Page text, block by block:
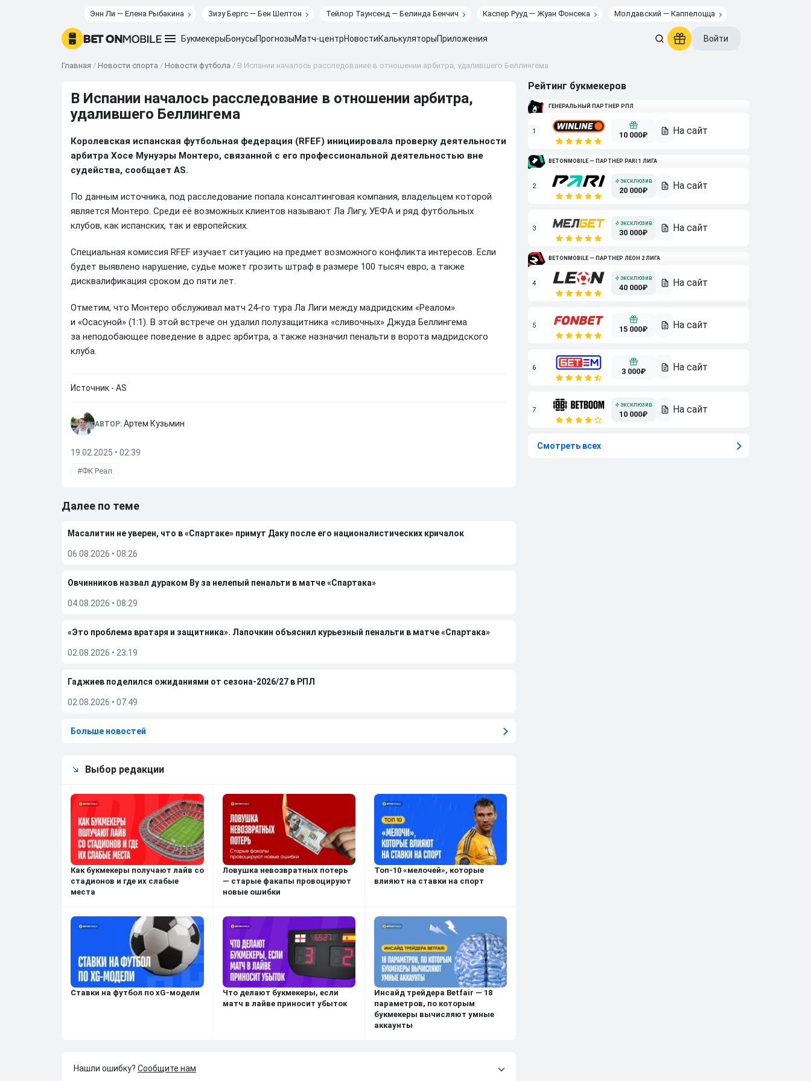
Энн Ли — Елена Рыбакина Зизу Бергс — Бен Шелтон Тейлор Таунсенд — Белинда Бенчич Каспер Рууд — Жуан Фонсека Молдавский — Каппелоцца
БукмекерыБонусыПрогнозыМатч-центрНовостиКалькуляторыПриложения Войти
Главная / Новости спорта / Новости футбола / В Испании началось расследование в отношении арбитра, удалившего Беллингема
В Испании началось расследование в отношении арбитра,
удалившего Беллингема
Королевская испанская футбольная федерация (RFEF) инициировала проверку деятельности
арбитра Хосе Мунуэры Монтеро, связанной с его профессиональной деятельностью вне
судейства, сообщает AS.
По данным источника, под расследование попала консалтинговая компания, владельцем которой
является Монтеро. Среди её возможных клиентов называют Ла Лигу, УЕФА и ряд футбольных
клубов, как испанских, так и европейских.
Специальная комиссия RFEF изучает ситуацию на предмет возможного конфликта интересов. Если
будет выявлено нарушение, судье может грозить штраф в размере 100 тысяч евро, а также
дисквалификация сроком до пяти лет.
Отметим, что Монтеро обслуживал матч 24-го тура Ла Лиги между мадридским «Реалом»
и «Осасуной» (1:1). В этой встрече он удалил полузащитника «сливочных» Джуда Беллингема
за неподобающее поведение в адрес арбитра, а также назначил пенальти в ворота мадридского
клуба.
Источник - AS
АВТОР: Артем Кузьмин
19.02.2025 • 02:39
ФК Реал
Далее по теме
Масалитин не уверен, что в «Спартаке» примут Даку после его националистических кричалок
06.08.2026 • 08:26
Овчинников назвал дураком Ву за нелепый пенальти в матче «Спартака»
04.08.2026 • 08:29
«Это проблема вратаря и защитника». Лапочкин объяснил курьезный пенальти в матче «Спартака»
02.08.2026 • 23:19
Гаджиев поделился ожиданиями от сезона-2026/27 в РПЛ
02.08.2026 • 07:49
Больше новостей
Выбор редакции
Как букмекеры получают лайв со
стадионов и где их слабые
места
Ловушка невозвратных потерь
— старые факапы провоцируют
новые ошибки
Топ-10 «мелочей», которые
влияют на ставки на спорт
Ставки на футбол по xG-модели
Что делают букмекеры, если
матч в лайве приносит убыток
Инсайд трейдера Betfair — 18
параметров, по которым
букмекеры вычисляют умные
аккаунты
Нашли ошибку? Сообщите нам
Рейтинг букмекеров
ГЕНЕРАЛЬНЫЙ ПАРТНЕР РПЛ
1 10 000₽
BETONMOBILE — ПАРТНЕР PARI 1 ЛИГА
2 20 000₽
3 30 000₽
BETONMOBILE — ПАРТНЕР ЛЕОН 2 ЛИГА
4 40 000₽
5 15 000₽
6 3 000₽
7 10 000₽
Смотреть всех